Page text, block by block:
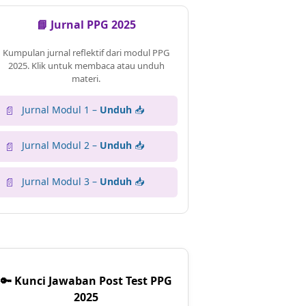
📘 Jurnal PPG 2025
Kumpulan jurnal reflektif dari modul PPG
2025. Klik untuk membaca atau unduh
materi.
📄 Jurnal Modul 1 – Unduh 📥
📄 Jurnal Modul 2 – Unduh 📥
📄 Jurnal Modul 3 – Unduh 📥
🔑 Kunci Jawaban Post Test PPG
2025